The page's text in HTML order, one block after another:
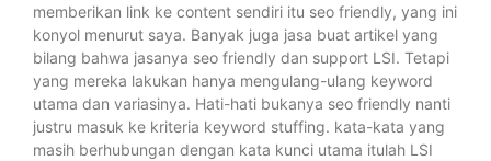
memberikan link ke content sendiri itu seo friendly, yang ini
konyol menurut saya. Banyak juga jasa buat artikel yang
bilang bahwa jasanya seo friendly dan support LSI. Tetapi
yang mereka lakukan hanya mengulang-ulang keyword
utama dan variasinya. Hati-hati bukanya seo friendly nanti
justru masuk ke kriteria keyword stuffing. kata-kata yang
masih berhubungan dengan kata kunci utama itulah LSI